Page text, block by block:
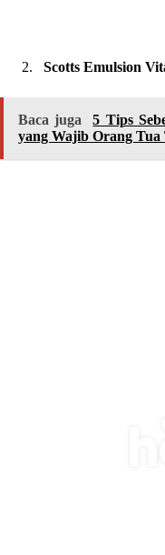
Scotts Emulsion
Baca juga
5 Tips
yang Wajib Orang Tua